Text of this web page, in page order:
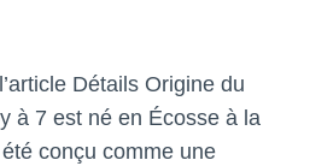
Détails Origine du
à 7 est né en Écosse à la
conçu comme une